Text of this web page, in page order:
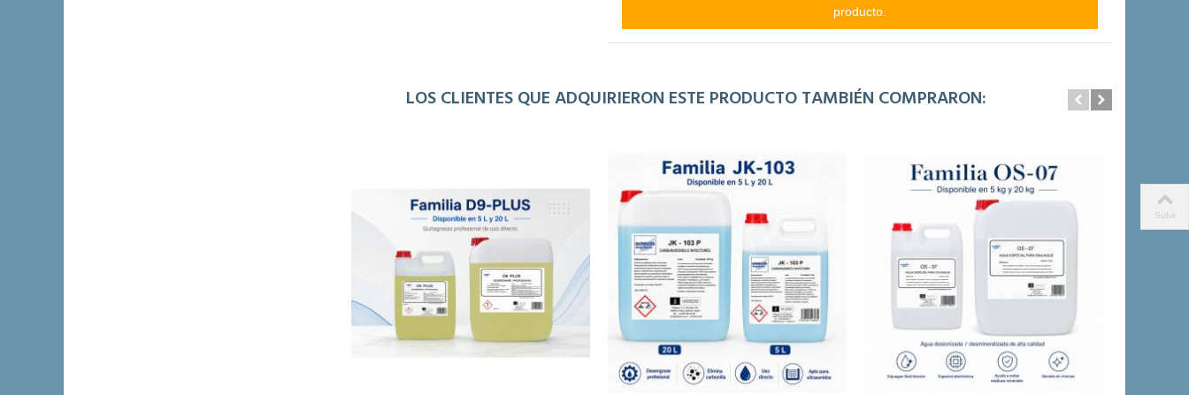
producto.
LOS CLIENTES QUE ADQUIRIERON ESTE PRODUCTO TAMBIÉN COMPRARON:
Subir